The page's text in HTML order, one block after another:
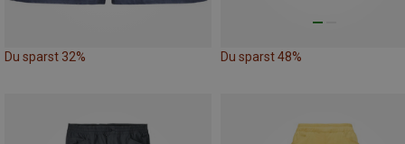
Du sparst 32% Du sparst 48%